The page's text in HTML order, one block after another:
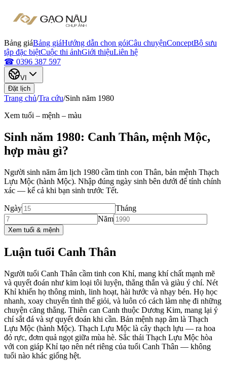
Bảng giáBảng giáHướng dẫn chọn góiCâu chuyệnConceptBộ sưu
tập đặc biệtCuộc thi ảnhGiới thiệuLiên hệ
☎ 0396 387 597
VI
Đặt lịch
Trang chủ/Tra cứu/Sinh năm 1980
Xem tuổi – mệnh – màu
Sinh năm 1980: Canh Thân, mệnh Mộc,
hợp màu gì?
Người sinh năm âm lịch 1980 cầm tinh con Thân, bản mệnh Thạch
Lựu Mộc (hành Mộc). Nhập đúng ngày sinh bên dưới để tính chính
xác — kể cả khi bạn sinh trước Tết.
Ngày
Tháng
Năm
Xem tuổi & mệnh
Luận tuổi Canh Thân
Người tuổi Canh Thân cầm tinh con Khỉ, mang khí chất mạnh mẽ
và quyết đoán như kim loại tôi luyện, thẳng thắn và giàu ý chí. Nét
Khỉ khiến họ thông minh, linh hoạt, hài hước và nhạy bén. Họ học
nhanh, xoay chuyển tình thế giỏi, và luôn có cách làm nhẹ đi những
chuyện căng thẳng. Thiên can Canh thuộc Dương Kim, mang lại ý
chí sắt đá và sự quyết đoán khi cần. Bản mệnh nạp âm là Thạch
Lựu Mộc (hành Mộc). Thạch Lựu Mộc là cây thạch lựu — ra hoa
đỏ rực, đơm quả ngọt giữa mùa hè. Sắc thái Thạch Lựu Mộc hòa
với con giáp Khỉ tạo nên nét riêng của tuổi Canh Thân — không
tuổi nào khác giống hệt.